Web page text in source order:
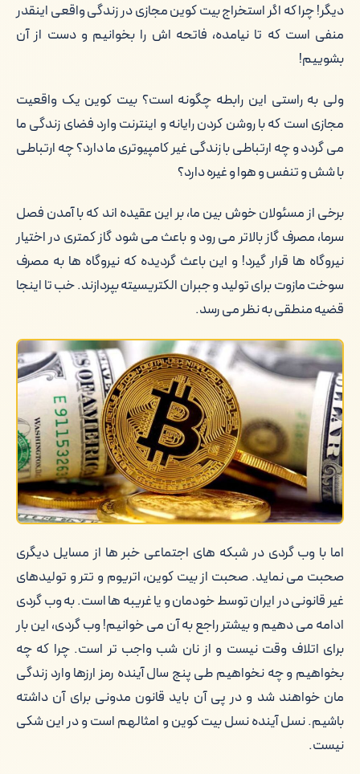
دیگر! چرا که اگر استخراج بیت کوین مجازی در زندگی واقعی اینقدر
منفی است که تا نیامده، فاتحه اش را بخوانیم و دست از آن
بشوییم!
ولی به راستی این رابطه چگونه است؟ بیت کوین یک واقعیت
مجازی است که با روشن کردن رایانه و اینترنت وارد فضای زندگی ما
می گردد و چه ارتباطی با زندگی غیر کامپیوتری ما دارد؟ چه ارتباطی
با شش و تنفس و هوا و غیره دارد؟
برخی از مسئولان خوش بین ما، بر این عقیده اند که با آمدن فصل
سرما، مصرف گاز بالاتر می رود و باعث می شود گاز کمتری در اختیار
نیروگاه ها قرار گیرد! و این باعث گردیده که نیروگاه ها به مصرف
سوخت مازوت برای تولید و جبران الکتریسیته بپردازند. خب تا اینجا
قضیه منطقی به نظر می رسد.
اما با وب گردی در شبکه های اجتماعی خبر ها از مسایل دیگری
صحبت می نماید. صحبت از بیت کوین، اتریوم و تتر و تولیدهای
غیر قانونی در ایران توسط خودمان و یا غریبه ها است. به وب گردی
ادامه می دهیم و بیشتر راجع به آن می خوانیم! وب گردی، این بار
برای اتلاف وقت نیست و از نان شب واجب تر است. چرا که چه
بخواهیم و چه نخواهیم طی پنج سال آینده رمز ارزها وارد زندگی
مان خواهند شد و در پی آن باید قانون مدونی برای آن داشته
باشیم. نسل آینده نسل بیت کوین و امثالهم است و در این شکی
نیست.